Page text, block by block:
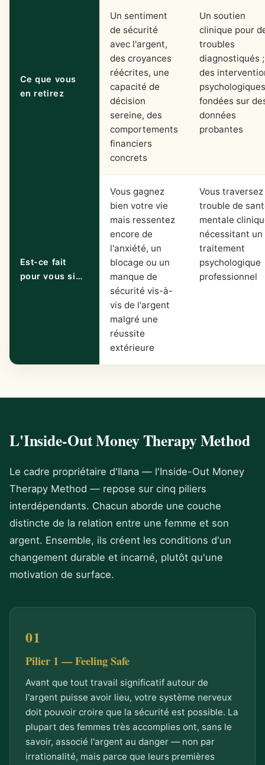
Ce que vous
en retirez
Un sentiment
de sécurité
avec l'argent,
des croyances
réécrites, une
capacité de
décision
sereine, des
comportements
financiers
concrets
Un soutien
clinique pour
troubles
diagnostiqués ;
des
psychologiques
fondées sur
données
probantes
Est-ce fait
pour vous si…
Vous gagnez
bien votre vie
mais ressentez
encore de
l'anxiété, un
blocage ou un
manque de
sécurité vis-à-
vis de l'argent
malgré une
réussite
extérieure
Vous traversez
trouble de
mentale
nécessitant un
traitement
psychologique
professionnel
L'Inside-Out Money Therapy Method
Le cadre propriétaire d'Ilana — l'Inside-Out Money
Therapy Method — repose sur cinq piliers
interdépendants. Chacun aborde une couche
distincte de la relation entre une femme et son
argent. Ensemble, ils créent les conditions d'un
changement durable et incarné, plutôt qu'une
motivation de surface.
Pilier 1 — Feeling Safe
Avant que tout travail significatif autour de
l'argent puisse avoir lieu, votre système nerveux
doit pouvoir croire que la sécurité est possible. La
plupart des femmes très accomplies ont, sans le
savoir, associé l'argent au danger — non par
irrationalité, mais parce que leurs premières